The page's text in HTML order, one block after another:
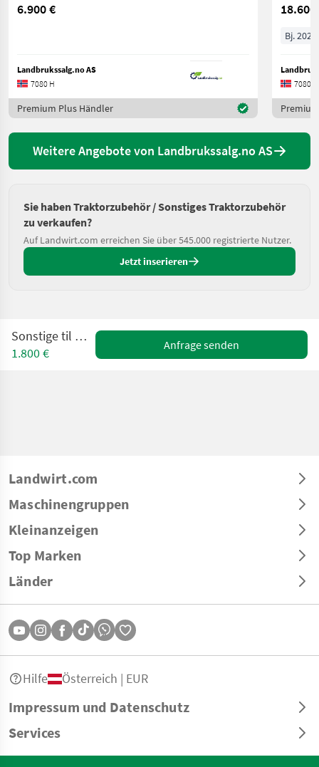
6.900 €
Landbrukssalg.no AS
7080 H
Premium Plus Händler
18.600
Bj. 2024
7080 H
Weitere Angebote von Landbrukssalg.no AS
Sie haben Traktorzubehör / Sonstiges Traktorzubehör
zu verkaufen?
Auf Landwirt.com erreichen Sie über 545.000 registrierte Nutzer.
Jetzt inserieren
Sonstige til melkelinje
1.800 €
Anfrage senden
Landwirt.com
Maschinengruppen
Kleinanzeigen
Top Marken
Länder
Impressum und Datenschutz
Services
Hilfe Österreich | EUR